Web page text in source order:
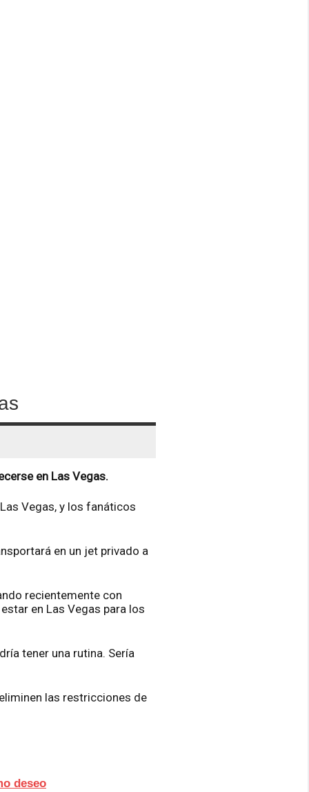
en Las Vegas.
Vegas, y los fanáticos
en un jet privado a
recientemente con
en Las Vegas para los
tener una rutina. Sería
las restricciones de
deseo